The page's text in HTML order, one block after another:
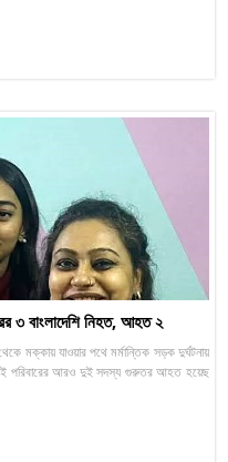
৩ বাংলাদেশি নিহত, আহত ২
মক্কায় যাওয়ার পথে মর্মান্তিক সড়ক দুর্ঘটনায়
ওই পরিবারের আরও দুই সদস্য গুরুতর আহত হয়েছ